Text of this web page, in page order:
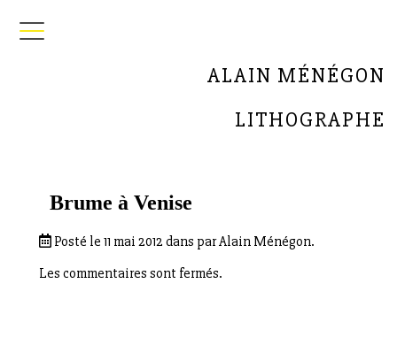
ALAIN MÉNÉGON
LITHOGRAPHE
Brume à Venise
Posté le 11 mai 2012 dans par Alain Ménégon.
Les commentaires sont fermés.